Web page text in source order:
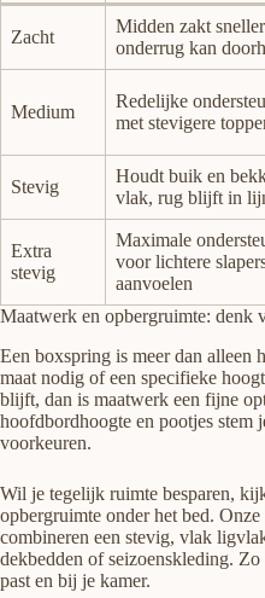
Zacht
Midden zakt
onderrug kan
Medium
Redelijke
met stevigere
Stevig
Houdt buik en
vlak, rug blijft in
Extra
stevig
Maximale
voor lichtere
aanvoelen
Maatwerk en opbergruimte: denk
Een boxspring is meer dan
maat nodig of een specifieke
blijft, dan is maatwerk een fijne
hoofdbordhoogte en pootjes stem
voorkeuren.
Wil je tegelijk ruimte besparen,
opbergruimte onder het bed. Onze
combineren een stevig, vlak
dekbedden of seizoenskleding.
past en bij je kamer.